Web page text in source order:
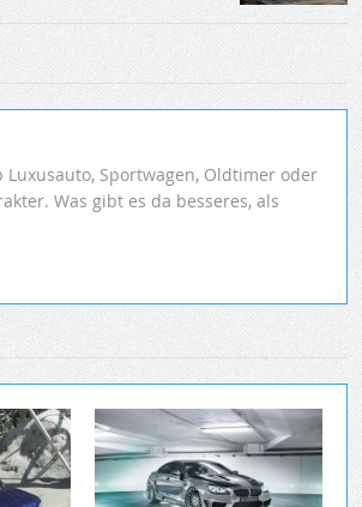
Sportwagen, Oldtimer oder
Was gibt es da besseres, als